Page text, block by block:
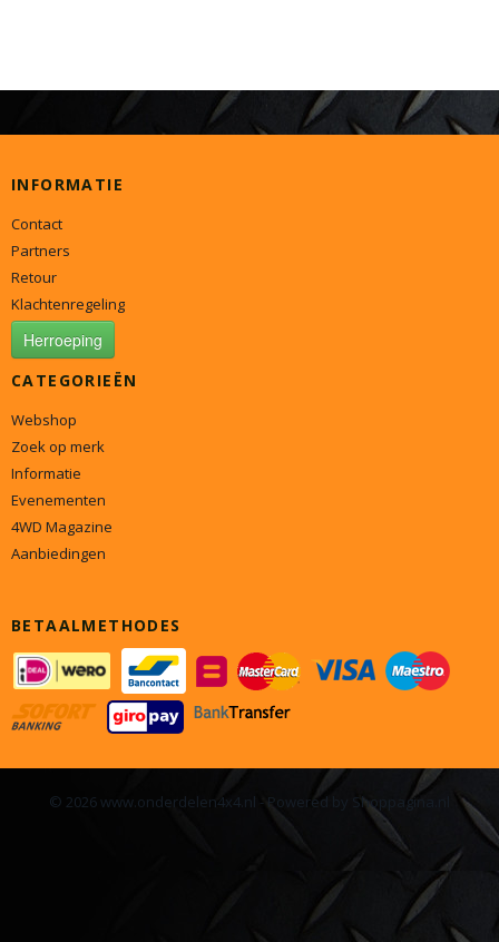
INFORMATIE
Contact
Partners
Retour
Klachtenregeling
Herroeping
CATEGORIEËN
Webshop
Zoek op merk
Informatie
Evenementen
4WD Magazine
Aanbiedingen
BETAALMETHODES
© 2026 www.onderdelen4x4.nl - Powered by Shoppagina.nl